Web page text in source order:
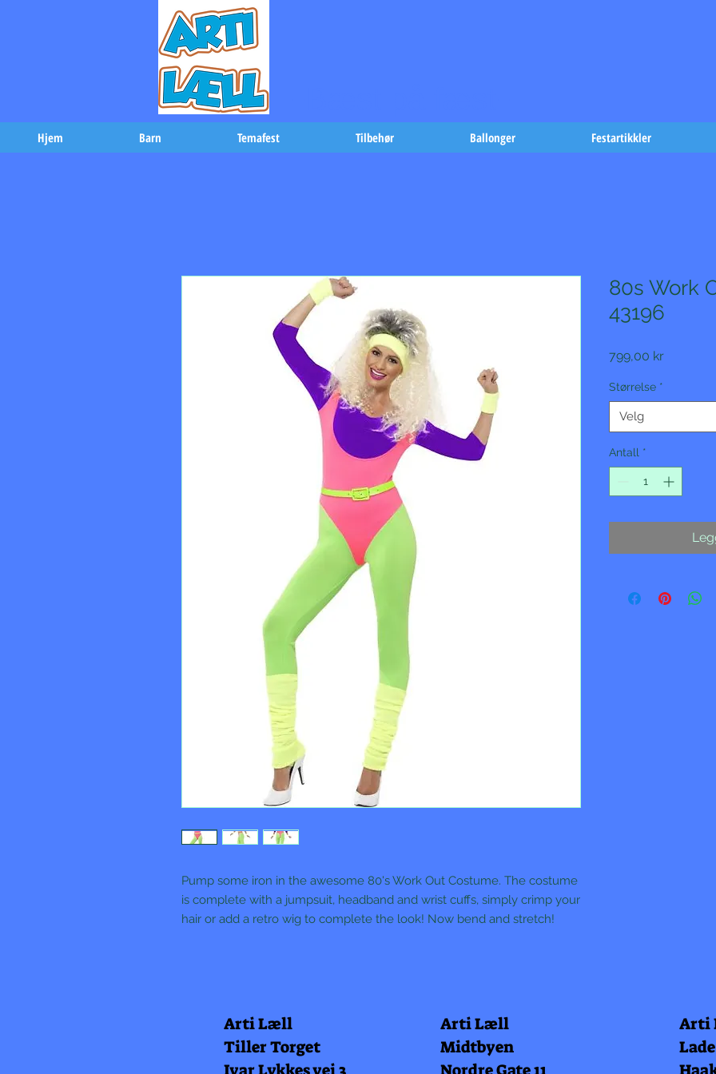
Hjem Barn Temafest Tilbehør Ballonger Festartikkler
Pump some iron in the awesome 80's Work Out Costume. The costume
is complete with a jumpsuit, headband and wrist cuffs, simply crimp your
hair or add a retro wig to complete the look! Now bend and stretch!
80s Work
43196
799,00 krPris
Størrelse *
Velg
Antall *
Arti Læll
Tiller Torget
Arti Læll
Midtbyen
Arti